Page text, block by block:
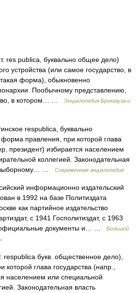
res publica, буквально общее дело)
устройства (или самое государство, в
такая форма), обыкновенно
Пообычному представлению,
в котором… …
Энциклопедия Брокгауза и
respublica, буквально
правления, при которой глава
президент) избирается населением
коллегией. Законодательная
выборному… …
Современная энциклопедия
информационно издательский
в 1992 на базе Политиздата
как партийное издательство
с 1941 Госполитиздат, с 1963
официальные документы и… …
Большой
respublica букв. общественное дело),
глава государства (напр.,
населением или специальной
Законодательная власть